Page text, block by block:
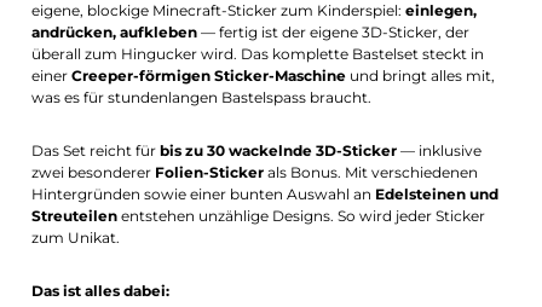
eigene, blockige Minecraft-Sticker zum Kinderspiel:einlegen,
andrücken, aufkleben — fertig ist der eigene 3D-Sticker, der
überall zum Hingucker wird. Das komplette Bastelset steckt in
einerCreeper-förmigen Sticker-Maschine und bringt alles mit,
was es für stundenlangen Bastelspass braucht.
Das Set reicht fürbis zu 30 wackelnde 3D-Sticker — inklusive
zwei besonderer Folien-Sticker als Bonus. Mit verschiedenen
Hintergründen sowie einer bunten Auswahl an Edelsteinen und
Streuteilen entstehen unzählige Designs. So wird jeder Sticker
zum Unikat.
Das ist alles dabei: